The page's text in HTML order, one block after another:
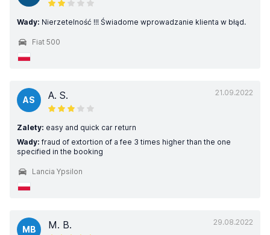
Wady: Nierzetelność !!! Świadome wprowadzanie klienta w błąd.
Fiat 500
21.09.2022
AS A. S.
Zalety: easy and quick car return
Wady: fraud of extortion of a fee 3 times higher than the one
specified in the booking
Lancia Ypsilon
29.08.2022
MB M. B.